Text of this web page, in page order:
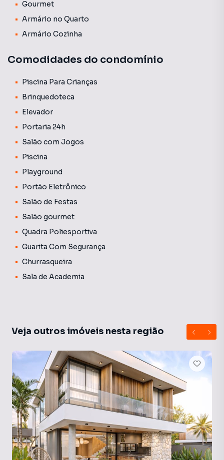
Gourmet
Armário no Quarto
Armário Cozinha
Comodidades do condomínio
Piscina Para Crianças
Brinquedoteca
Elevador
Portaria 24h
Salão com Jogos
Piscina
Playground
Portão Eletrônico
Salão de Festas
Salão gourmet
Quadra Poliesportiva
Guarita Com Segurança
Churrasqueira
Sala de Academia
Veja outros imóveis nesta região